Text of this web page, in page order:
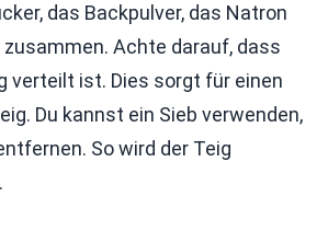
das Backpulver, das Natron
zusammen. Achte darauf, dass
verteilt ist. Dies sorgt für einen
Du kannst ein Sieb verwenden,
So wird der Teig